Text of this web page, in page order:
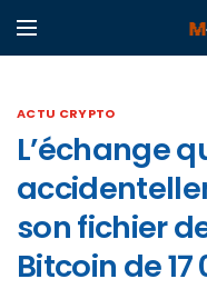
ACTU CRYPTO
L’échange
son fichier
Bitcoin de 17